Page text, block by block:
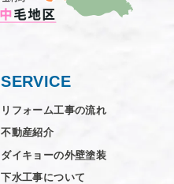
SERVICE
リフォーム工事の流れ
不動産紹介
ダイキョーの外壁塗装
下水工事について